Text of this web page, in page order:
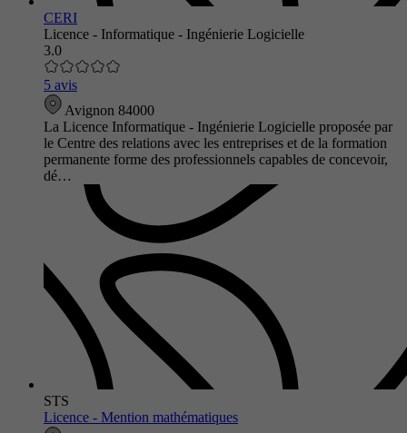
CERI
Licence - Informatique - Ingénierie Logicielle
3.0
5 avis
Avignon 84000
La Licence Informatique - Ingénierie Logicielle proposée par
le Centre des relations avec les entreprises et de la formation
permanente forme des professionnels capables de concevoir,
dé…
STS
Licence - Mention mathématiques